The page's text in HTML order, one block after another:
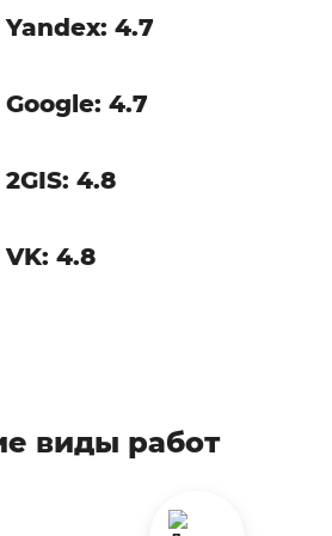
Yandex: 4.7
Google: 4.7
2GIS: 4.8
VK: 4.8
виды работ